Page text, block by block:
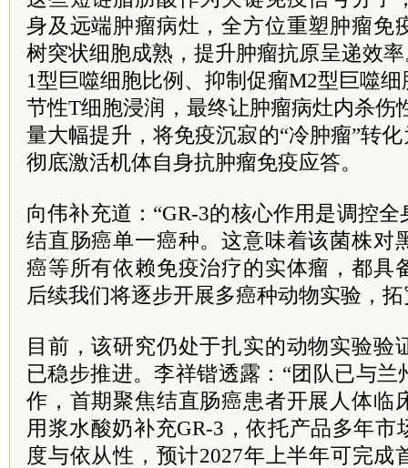
身及远端肿瘤病灶，全方位重塑肿瘤免
树突状细胞成熟，提升肿瘤抗原呈递效
1型巨噬细胞比例、抑制促瘤M2型巨噬
节性T细胞浸润，最终让肿瘤病灶内杀伤
量大幅提升，将免疫沉寂的“冷肿瘤”转
彻底激活机体自身抗肿瘤免疫应答。
向伟补充道：“GR-3的核心作用是调控
结直肠癌单一癌种。这意味着该菌株对
癌等所有依赖免疫治疗的实体瘤，都具
后续我们将逐步开展多癌种动物实验，
目前，该研究仍处于扎实的动物实验验
已稳步推进。李祥锴透露：“团队已与
作，首期聚焦结直肠癌患者开展人体临
用浆水酸奶补充GR-3，依托产品多年市
度与依从性，预计2027年上半年可完成